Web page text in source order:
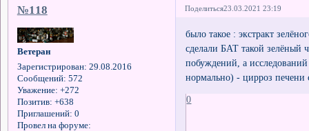
Поделиться23.03.2021 23:19
№118
Ветеран
Зарегистрирован: 29.08.2016
Сообщений: 572
Уважение: +272
Позитив: +638
Приглашений: 0
Провел на форуме:
было такое : экстракт
сделали БАТ такой зелёный
побуждений, а исследований
нормально) - цирроз
0